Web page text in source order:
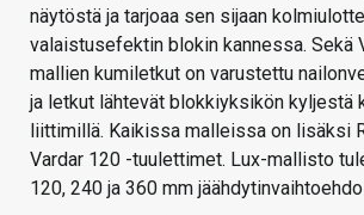
näytöstä ja tarjoaa sen sijaan
valaistusefektin blokin kannessa. Sekä
mallien kumiletkut on varustettu
ja letkut lähtevät blokkiyksikön kyljestä
liittimillä. Kaikissa malleissa on lisäksi
Vardar 120 -tuulettimet. Lux-mallisto
120, 240 ja 360 mm